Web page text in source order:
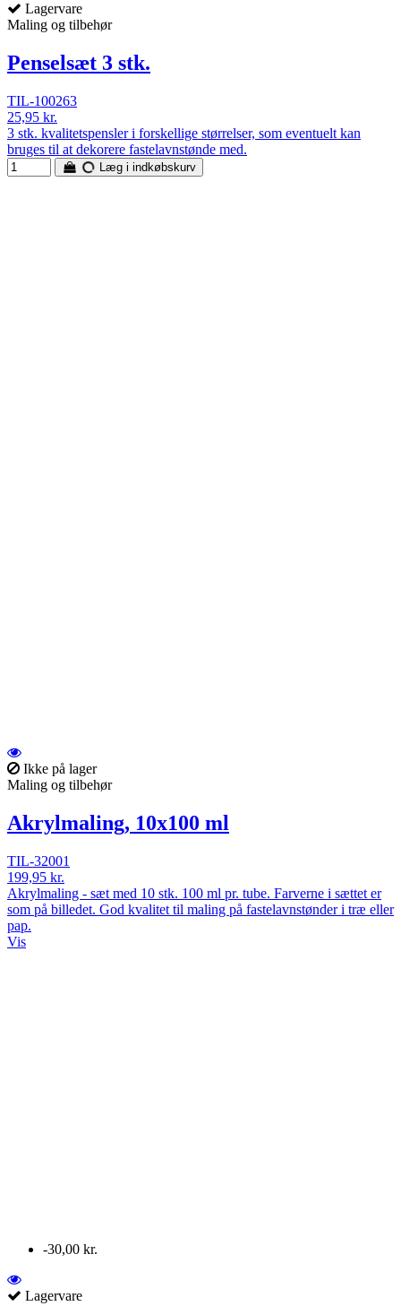
Lagervare
Maling og tilbehør
Penselsæt 3 stk.
TIL-100263
25,95 kr.
3 stk. kvalitetspensler i forskellige størrelser, som eventuelt kan
bruges til at dekorere fastelavnstønde med.
Læg i indkøbskurv
Ikke på lager
Maling og tilbehør
Akrylmaling, 10x100 ml
TIL-32001
199,95 kr.
Akrylmaling - sæt med 10 stk. 100 ml pr. tube. Farverne i sættet er
som på billedet. God kvalitet til maling på fastelavnstønder i træ eller
pap.
Vis
-30,00 kr.
Lagervare